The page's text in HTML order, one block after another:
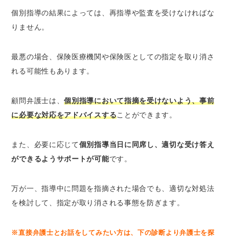
個別指導の結果によっては、再指導や監査を受けなければな
りません。
最悪の場合、保険医療機関や保険医としての指定を取り消さ
れる可能性もあります。
顧問弁護士は、個別指導において指摘を受けないよう、事前
に必要な対応をアドバイスすることができます。
また、必要に応じて個別指導当日に同席し、適切な受け答え
ができるようサポートが可能です。
万が一、指導中に問題を指摘された場合でも、適切な対処法
を検討して、指定が取り消される事態を防ぎます。
※直接弁護士とお話をしてみたい方は、下の診断より弁護士を探